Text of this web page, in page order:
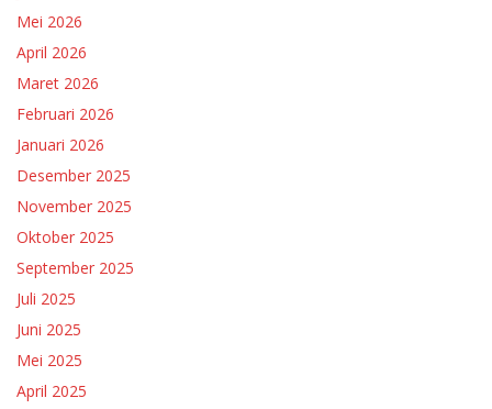
Mei 2026
April 2026
Maret 2026
Februari 2026
Januari 2026
Desember 2025
November 2025
Oktober 2025
September 2025
Juli 2025
Juni 2025
Mei 2025
April 2025